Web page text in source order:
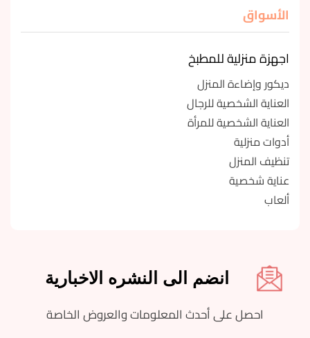
الأسواق
اجهزة منزلية للمطبخ
ديكور وإضاءة المنزل
العناية الشخصية للرجال
العناية الشخصية للمرأة
أدوات منزلية
تنظيف المنزل
عناية شخصية
ألعاب
انضم الى النشره الاخبارية
احصل على أحدث المعلومات والعروض الخاصة